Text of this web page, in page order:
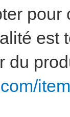
est
du